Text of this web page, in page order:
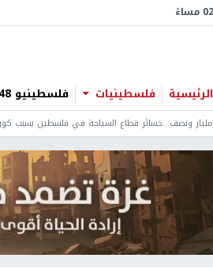
الرئيسية فلسطينيات فلسطينيو 48
مليار ونصف...خسائر قطاع السياحة في فلسطين بسبب